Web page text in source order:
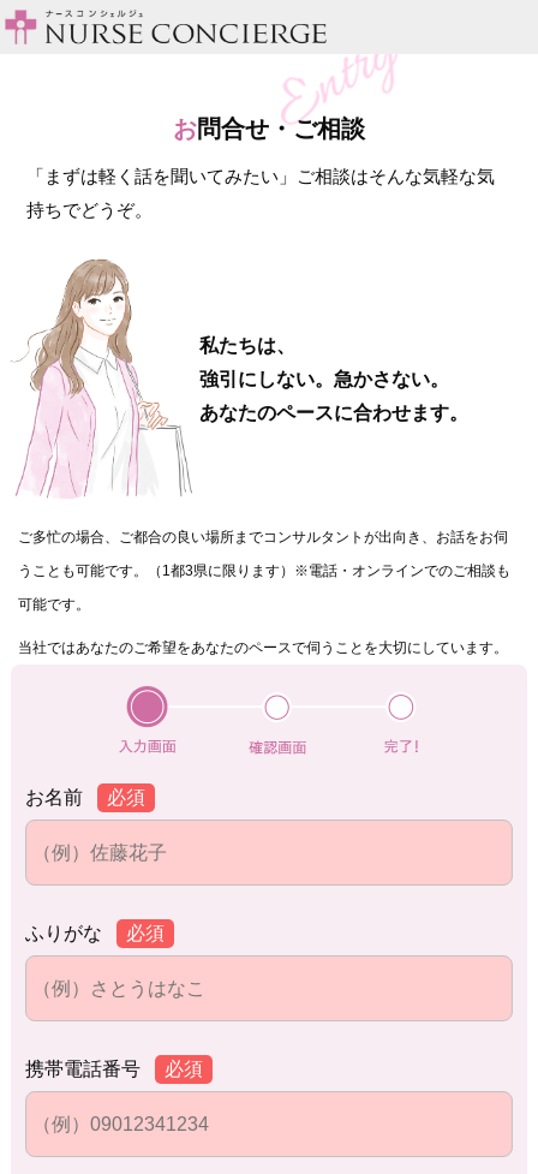
お問合せ・ご相談
「まずは軽く話を聞いてみたい」ご相談はそんな気軽な気
持ちでどうぞ。
私たちは、
強引にしない。急かさない。
あなたのペースに合わせます。
ご多忙の場合、ご都合の良い場所までコンサルタントが出向き、お話をお伺
うことも可能です。（1都3県に限ります）※電話・オンラインでのご相談も
可能です。
当社ではあなたのご希望をあなたのペースで伺うことを大切にしています。
お名前 必須
ふりがな 必須
携帯電話番号 必須